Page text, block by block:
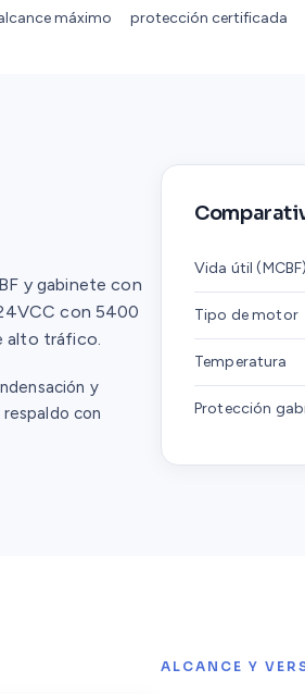
máximo protección certificada
y gabinete con
con 5400
alto tráfico.
y
con
Vida útil (MCBF)
Tipo de motor
Temperatura
Protección
ALCANCE Y